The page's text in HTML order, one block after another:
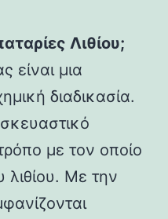
Λιθίου;
είναι μια
διαδικασία.
με τον οποίο
λιθίου. Με την